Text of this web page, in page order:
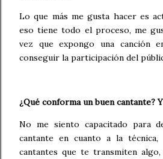
Lo que más me gusta hacer es
eso tiene todo el proceso, me
vez que expongo una canción
conseguir la participación del
¿Qué conforma un buen cantante?
No me siento capacitado para
cantante en cuanto a la
cantantes que te transmiten